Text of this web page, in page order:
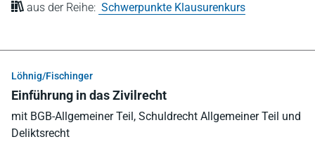
aus der Reihe: Schwerpunkte Klausurenkurs
Löhnig/Fischinger
Einführung in das Zivilrecht
mit BGB-Allgemeiner Teil, Schuldrecht Allgemeiner Teil und
Deliktsrecht